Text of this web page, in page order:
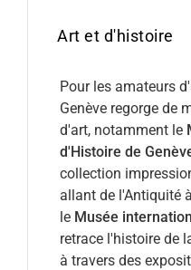
Art et d'histoire
Pour les amateurs
Genève regorge de
d'art, notamment le
d'Histoire de
collection
allant de l'Antiquité
le Musée
retrace l'histoire de
à travers des